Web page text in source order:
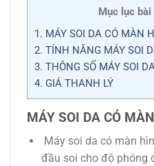
Mục lục bài
1. MÁY SOI DA CÓ MÀN
2. TÍNH NĂNG MÁY SOI
3. THÔNG SỐ MÁY SOI
4. GIÁ THANH LÝ
MÁY SOI DA CÓ
Máy soi da có màn
đầu soi cho độ phóng